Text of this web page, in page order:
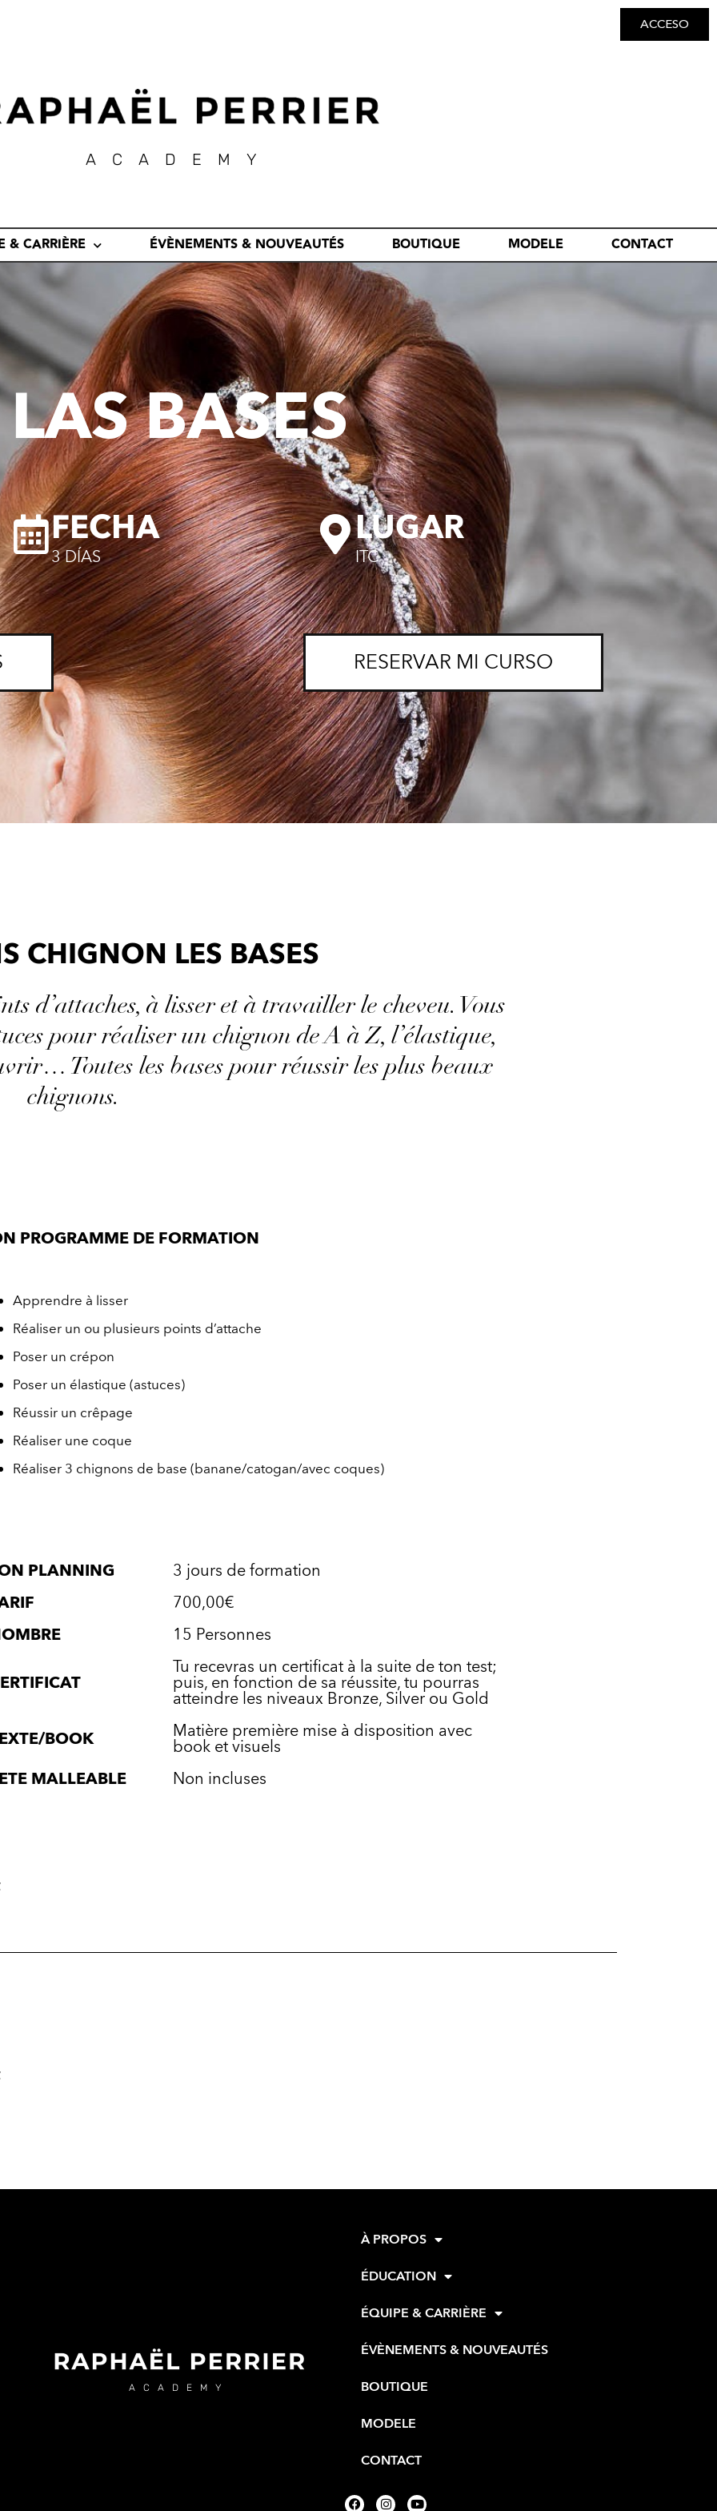
ACCESO
ACADEMY
& CARRIÈRE ÉVÈNEMENTS & NOUVEAUTÉS BOUTIQUE MODELE CONTACT
LAS BASES
FECHA
3 DÍAS
LUGAR
ITC
RESERVAR MI CURSO
CHIGNON LES BASES
d’attaches, à lisser et à travailler le cheveu. Vous
pour réaliser un chignon de A à Z, l’élastique,
Toutes les bases pour réussir les plus beaux
chignons.
PROGRAMME DE FORMATION
Apprendre à lisser
Réaliser un ou plusieurs points d’attache
Poser un crépon
Poser un élastique (astuces)
Réussir un crêpage
Réaliser une coque
Réaliser 3 chignons de base (banane/catogan/avec coques)
PLANNING
3 jours de formation
700,00€
15 Personnes
Tu recevras un certificat à la suite de ton test;
puis, en fonction de sa réussite, tu pourras
atteindre les niveaux Bronze, Silver ou Gold
BOOK
Matière première mise à disposition avec
book et visuels
MALLEABLE
Non incluses
ACADEMY
À PROPOS
ÉDUCATION
ÉQUIPE & CARRIÈRE
ÉVÈNEMENTS & NOUVEAUTÉS
BOUTIQUE
MODELE
CONTACT